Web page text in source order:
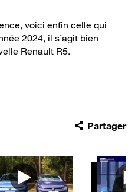
voici enfin celle qui
2024, il s’agit bien
Renault R5.
Partager